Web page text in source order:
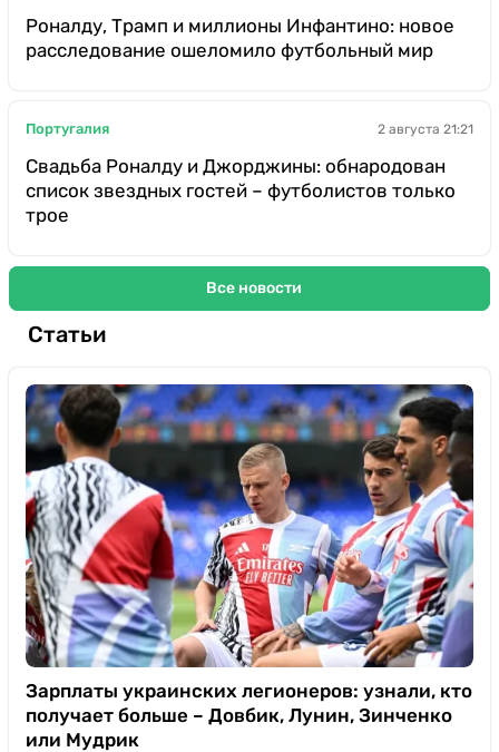
Роналду, Трамп и миллионы Инфантино: новое
расследование ошеломило футбольный мир
Португалия 2 августа 21:21
Свадьба Роналду и Джорджины: обнародован
список звездных гостей – футболистов только
трое
Все новости
Статьи
Зарплаты украинских легионеров: узнали, кто
получает больше – Довбик, Лунин, Зинченко
или Мудрик